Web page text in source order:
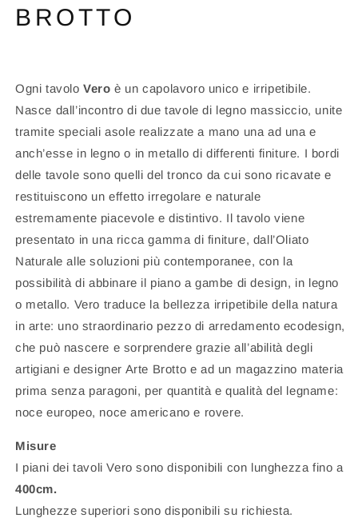
BROTTO
Ogni tavoloVero è un capolavoro unico e irripetibile.
Nasce dall’incontro di due tavole di legno massiccio, unite
tramite speciali asole realizzate a mano una ad una e
anch’esse in legno o in metallo di differenti finiture. I bordi
delle tavole sono quelli del tronco da cui sono ricavate e
restituiscono un effetto irregolare e naturale
estremamente piacevole e distintivo. Il tavolo viene
presentato in una ricca gamma di finiture, dall’Oliato
Naturale alle soluzioni più contemporanee, con la
possibilità di abbinare il piano a gambe di design, in legno
o metallo. Vero traduce la bellezza irripetibile della natura
in arte: uno straordinario pezzo di arredamento ecodesign,
che può nascere e sorprendere grazie all’abilità degli
artigiani e designer Arte Brotto e ad un magazzino materia
prima senza paragoni, per quantità e qualità del legname:
noce europeo, noce americano e rovere.
Misure
I piani dei tavoli Vero sono disponibili con lunghezza fino a
400cm.
Lunghezze superiori sono disponibili su richiesta.